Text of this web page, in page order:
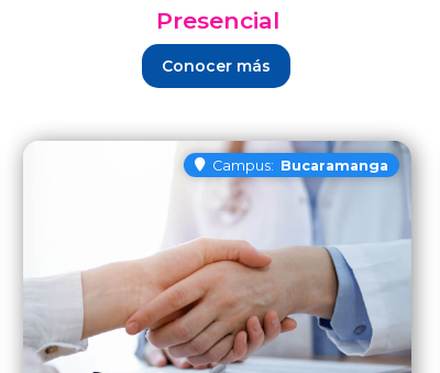
Presencial
Conocer más
Campus: Bucaramanga